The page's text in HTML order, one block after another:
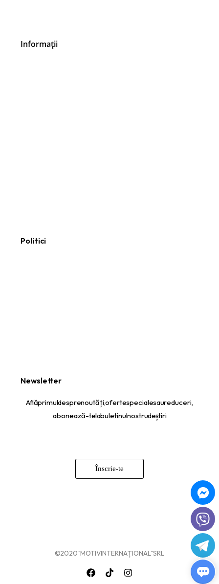
Informații
Politici
Newsletter
Află primul despre noutăți, oferte speciale sau reduceri,
abonează-te la buletinul nostru de știri
Înscrie-te
© 2020 "MOTIV INTERNAȚIONAL" SRL